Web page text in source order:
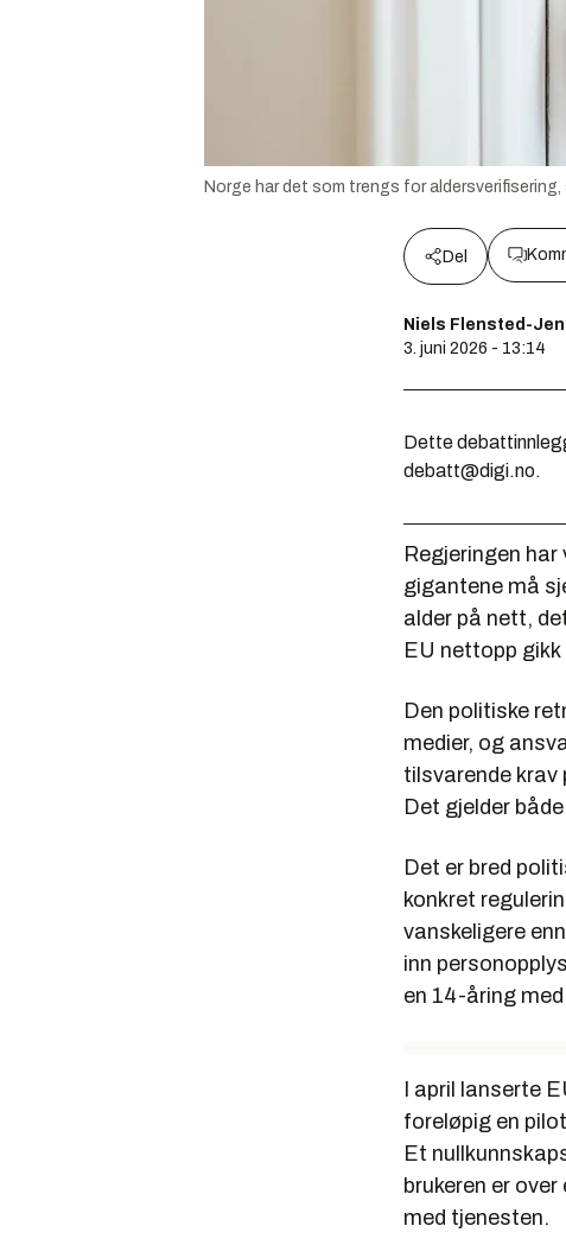
Norge har det som trengs for
Del
Niels Flensted-
3. juni 2026 - 13:14
Dette
debatt@digi.no.
Regjeringen
gigantene må
alder på nett,
EU nettopp gikk
Den politiske
medier, og
tilsvarende krav
Det gjelder
Det er bred
konkret
vanskeligere
inn
en 14-åring
I april lanserte
foreløpig en
Et
brukeren er
med tjenesten.